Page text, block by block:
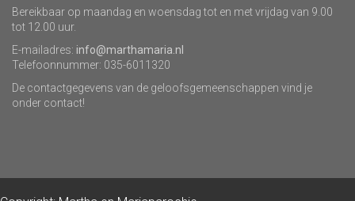
Bereikbaar op maandag en woensdag tot en met vrijdag van 9.00
tot 12.00 uur.
E-mailadres: info@marthamaria.nl
Telefoonnummer: 035-6011320
De contactgegevens van de geloofsgemeenschappen vind je
onder contact!